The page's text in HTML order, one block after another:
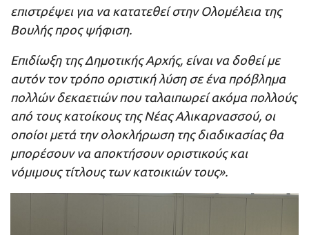
επιστρέψει για να κατατεθεί στην Ολομέλεια της
Βουλής προς ψήφιση.
Επιδίωξη της Δημοτικής Αρχής, είναι να δοθεί με
αυτόν τον τρόπο οριστική λύση σε ένα πρόβλημα
πολλών δεκαετιών που ταλαιπωρεί ακόμα πολλούς
από τους κατοίκους της Νέας Αλικαρνασσού, οι
οποίοι μετά την ολοκλήρωση της διαδικασίας θα
μπορέσουν να αποκτήσουν οριστικούς και
νόμιμους τίτλους των κατοικιών τους».